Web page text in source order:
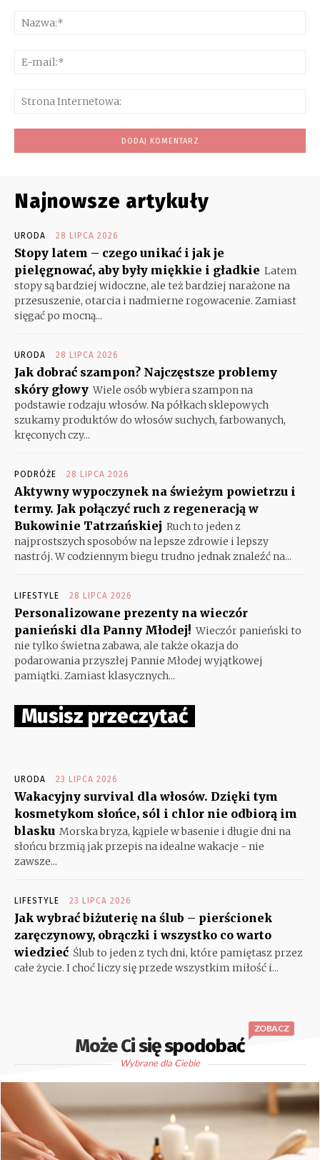
Najnowsze artykuły
URODA 28 LIPCA 2026
Stopy latem – czego unikać i jak je
pielęgnować, aby były miękkie i gładkie Latem
stopy są bardziej widoczne, ale też bardziej narażone na
przesuszenie, otarcia i nadmierne rogowacenie. Zamiast
sięgać po mocną...
URODA 28 LIPCA 2026
Jak dobrać szampon? Najczęstsze problemy
skóry głowy Wiele osób wybiera szampon na
podstawie rodzaju włosów. Na półkach sklepowych
szukamy produktów do włosów suchych, farbowanych,
kręconych czy...
PODRÓŻE 28 LIPCA 2026
Aktywny wypoczynek na świeżym powietrzu i
termy. Jak połączyć ruch z regeneracją w
Bukowinie Tatrzańskiej Ruch to jeden z
najprostszych sposobów na lepsze zdrowie i lepszy
nastrój. W codziennym biegu trudno jednak znaleźć na...
LIFESTYLE 28 LIPCA 2026
Personalizowane prezenty na wieczór
panieński dla Panny Młodej! Wieczór panieński to
nie tylko świetna zabawa, ale także okazja do
podarowania przyszłej Pannie Młodej wyjątkowej
pamiątki. Zamiast klasycznych...
Musisz przeczytać
URODA 23 LIPCA 2026
Wakacyjny survival dla włosów. Dzięki tym
kosmetykom słońce, sól i chlor nie odbiorą im
blasku Morska bryza, kąpiele w basenie i długie dni na
słońcu brzmią jak przepis na idealne wakacje - nie
zawsze...
LIFESTYLE 23 LIPCA 2026
Jak wybrać biżuterię na ślub – pierścionek
zaręczynowy, obrączki i wszystko co warto
wiedzieć Ślub to jeden z tych dni, które pamiętasz przez
całe życie. I choć liczy się przede wszystkim miłość i...
Może Ci się spodobać
ZOBACZ
Wybrane dla Ciebie